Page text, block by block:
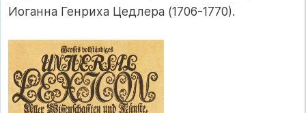
Иоганна Генриха Цедлера (1706-1770).